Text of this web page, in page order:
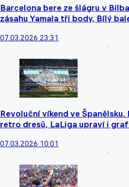
Barcelona bere ze šlágru v
zásahu Yamala tři body, Bílý
07.03.2026 23:31
Revoluční víkend ve
retro dresů, LaLiga upraví i
07.03.2026 10:01